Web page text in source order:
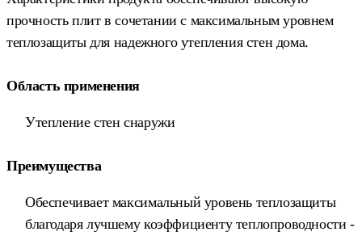
прочность плит в сочетании с максимальным уровнем
теплозащиты для надежного утепления стен дома.
Область применения
Утепление стен снаружи
Преимущества
Обеспечивает максимальный уровень теплозащиты
благодаря лучшему коэффициенту теплопроводности -